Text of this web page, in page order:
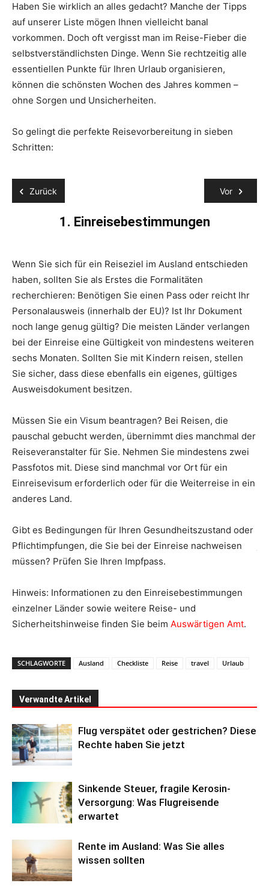
Haben Sie wirklich an alles gedacht? Manche der Tipps
auf unserer Liste mögen Ihnen vielleicht banal
vorkommen. Doch oft vergisst man im Reise-Fieber die
selbstverständlichsten Dinge. Wenn Sie rechtzeitig alle
essentiellen Punkte für Ihren Urlaub organisieren,
können die schönsten Wochen des Jahres kommen –
ohne Sorgen und Unsicherheiten.
So gelingt die perfekte Reisevorbereitung in sieben
Schritten:
Zurück Vor
1. Einreisebestimmungen
Wenn Sie sich für ein Reiseziel im Ausland entschieden
haben, sollten Sie als Erstes die Formalitäten
recherchieren: Benötigen Sie einen Pass oder reicht Ihr
Personalausweis (innerhalb der EU)? Ist Ihr Dokument
noch lange genug gültig? Die meisten Länder verlangen
bei der Einreise eine Gültigkeit von mindestens weiteren
sechs Monaten. Sollten Sie mit Kindern reisen, stellen
Sie sicher, dass diese ebenfalls ein eigenes, gültiges
Ausweisdokument besitzen.
Müssen Sie ein Visum beantragen? Bei Reisen, die
pauschal gebucht werden, übernimmt dies manchmal der
Reiseveranstalter für Sie. Nehmen Sie mindestens zwei
Passfotos mit. Diese sind manchmal vor Ort für ein
Einreisevisum erforderlich oder für die Weiterreise in ein
anderes Land.
Gibt es Bedingungen für Ihren Gesundheitszustand oder
Pflichtimpfungen, die Sie bei der Einreise nachweisen
müssen? Prüfen Sie Ihren Impfpass.
Hinweis: Informationen zu den Einreisebestimmungen
einzelner Länder sowie weitere Reise- und
Sicherheitshinweise finden Sie beim Auswärtigen Amt.
SCHLAGWORTE Ausland Checkliste Reise travel Urlaub
Verwandte Artikel
Flug verspätet oder gestrichen? Diese
Rechte haben Sie jetzt
Sinkende Steuer, fragile Kerosin-
Versorgung: Was Flugreisende
erwartet
Rente im Ausland: Was Sie alles
wissen sollten